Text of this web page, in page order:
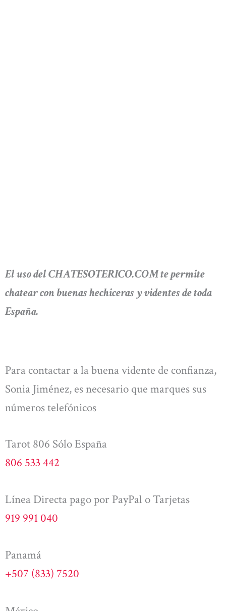
El uso del CHATESOTERICO.COM te permite
chatear con buenas hechiceras y videntes de toda
España.
Para contactar a la buena vidente de confianza,
Sonia Jiménez, es necesario que marques sus
números telefónicos
Tarot 806 Sólo España
806 533 442
Línea Directa pago por PayPal o Tarjetas
919 991 040
Panamá
+507 (833) 7520